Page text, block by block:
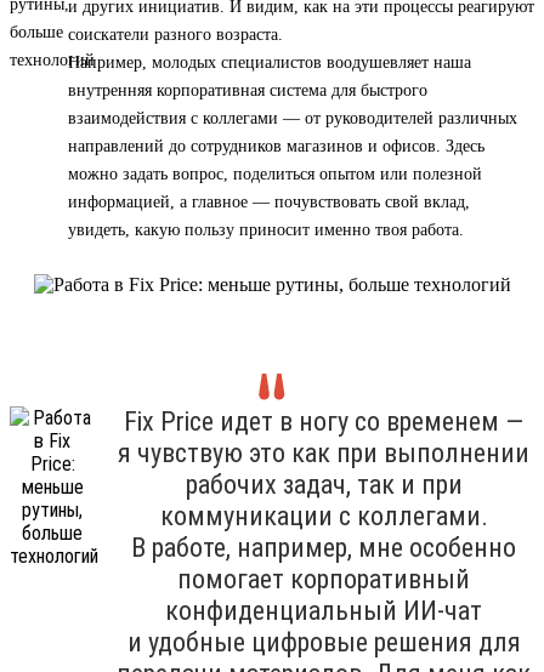
и других инициатив. И видим, как на эти процессы реагируют
соискатели разного возраста.
Например, молодых специалистов воодушевляет наша
внутренняя корпоративная система для быстрого
взаимодействия с коллегами — от руководителей различных
направлений до сотрудников магазинов и офисов. Здесь
можно задать вопрос, поделиться опытом или полезной
информацией, а главное — почувствовать свой вклад,
увидеть, какую пользу приносит именно твоя работа.
Fix Price идет в ногу со временем —
я чувствую это как при выполнении
рабочих задач, так и при
коммуникации с коллегами.
В работе, например, мне особенно
помогает корпоративный
конфиденциальный ИИ-чат
и удобные цифровые решения для